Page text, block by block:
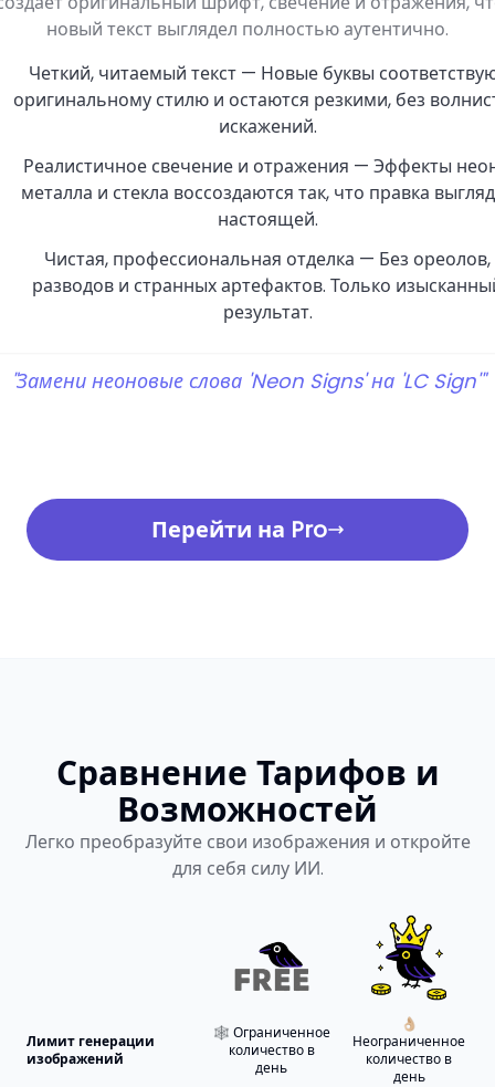
новый текст выглядел полностью аутентично.
Четкий, читаемый текст — Новые буквы
оригинальному стилю и остаются резкими, без
искажений.
Реалистичное свечение и отражения — Эффекты
металла и стекла воссоздаются так, что правка
настоящей.
Чистая, профессиональная отделка — Без ореолов,
разводов и странных артефактов. Только
результат.
"Замени неоновые слова 'Neon Signs' на 'LC Sign'"
Перейти на Pro
Сравнение Тарифов и
Возможностей
Легко преобразуйте свои изображения и откройте
для себя силу ИИ.
Лимит генерации
изображений
🕸️ Ограниченное
количество в
день
👌🏼
Неограниченное
количество в
день